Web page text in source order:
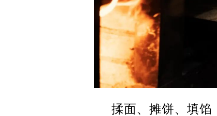
揉面、摊饼、填